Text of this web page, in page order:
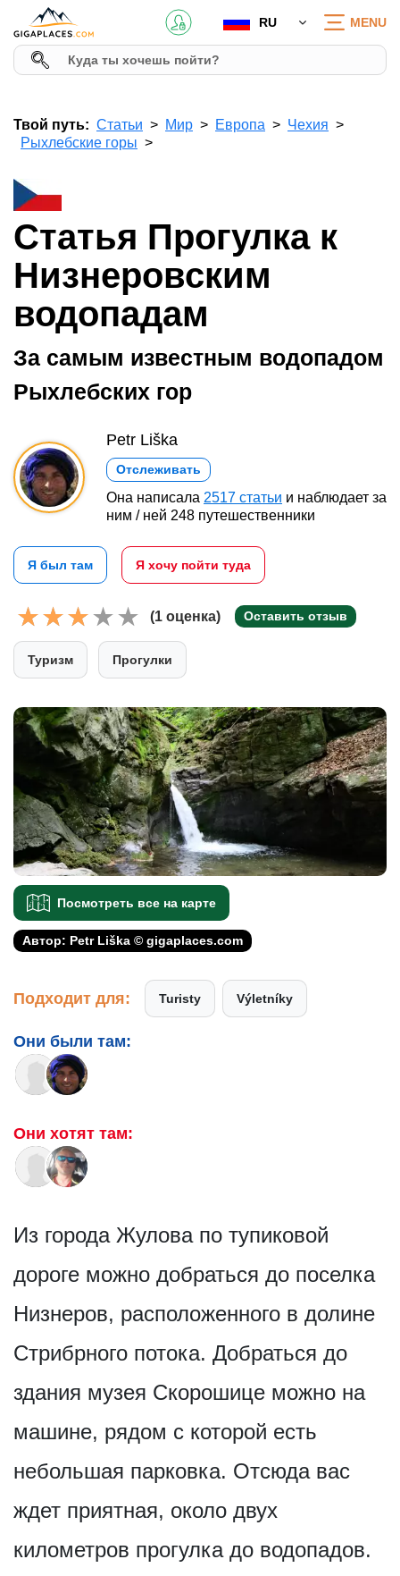
RU MENU
Твой путь: Статьи Мир Европа
Чехия
Рыхлебские горы
Статья Прогулка к
Низнеровским
водопадам
За самым известным водопадом
Рыхлебских гор
Petr Liška
Отслеживать
Она написала 2517 статьи и наблюдает за
ним / ней 248 путешественники
Я был там Я хочу пойти туда
(1 оценка) Оставить отзыв
Туризм Прогулки
Посмотреть все на карте
Автор: Petr Liška © gigaplaces.com
Подходит для: Turisty Výletníky
Они были там:
Они хотят там:
Из города Жулова по тупиковой
дороге можно добраться до поселка
Низнеров, расположенного в долине
Стрибрного потока. Добраться до
здания музея Скорошице можно на
машине, рядом с которой есть
небольшая парковка. Отсюда вас
ждет приятная, около двух
километров прогулка до водопадов.